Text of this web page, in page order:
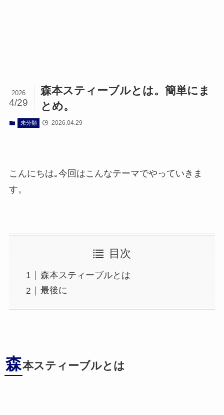
森本スティーブルとは。簡単にま
とめ。
2026
4/29
未分類 2026.04.29
こんにちは｡今回はこんなテーマでやっていきま
す。
目次
森本スティーブルとは
最後に
森本スティーブルとは